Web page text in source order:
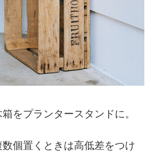
をプランタースタンドに。
数個置くときは高低差をつけ